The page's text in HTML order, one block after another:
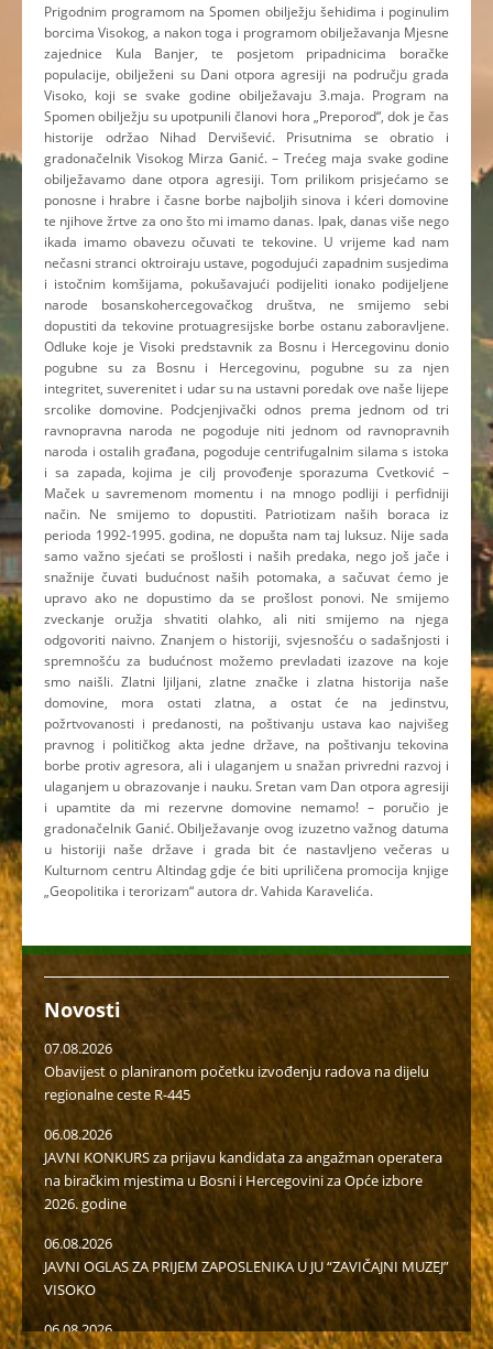
Prigodnim programom na Spomen obilježju šehidima i poginulim
borcima Visokog, a nakon toga i programom obilježavanja Mjesne
zajednice Kula Banjer, te posjetom pripadnicima boračke
populacije, obilježeni su Dani otpora agresiji na području grada
Visoko, koji se svake godine obilježavaju 3.maja. Program na
Spomen obilježju su upotpunili članovi hora „Preporod“, dok je čas
historije održao Nihad Dervišević. Prisutnima se obratio i
gradonačelnik Visokog Mirza Ganić. – Trećeg maja svake godine
obilježavamo dane otpora agresiji. Tom prilikom prisjećamo se
ponosne i hrabre i časne borbe najboljih sinova i kćeri domovine
te njihove žrtve za ono što mi imamo danas. Ipak, danas više nego
ikada imamo obavezu očuvati te tekovine. U vrijeme kad nam
nečasni stranci oktroiraju ustave, pogodujući zapadnim susjedima
i istočnim komšijama, pokušavajući podijeliti ionako podijeljene
narode bosanskohercegovačkog društva, ne smijemo sebi
dopustiti da tekovine protuagresijske borbe ostanu zaboravljene.
Odluke koje je Visoki predstavnik za Bosnu i Hercegovinu donio
pogubne su za Bosnu i Hercegovinu, pogubne su za njen
integritet, suverenitet i udar su na ustavni poredak ove naše lijepe
srcolike domovine. Podcjenjivački odnos prema jednom od tri
ravnopravna naroda ne pogoduje niti jednom od ravnopravnih
naroda i ostalih građana, pogoduje centrifugalnim silama s istoka
i sa zapada, kojima je cilj provođenje sporazuma Cvetković –
Maček u savremenom momentu i na mnogo podliji i perfidniji
način. Ne smijemo to dopustiti. Patriotizam naših boraca iz
perioda 1992-1995. godina, ne dopušta nam taj luksuz. Nije sada
samo važno sjećati se prošlosti i naših predaka, nego još jače i
snažnije čuvati budućnost naših potomaka, a sačuvat ćemo je
upravo ako ne dopustimo da se prošlost ponovi. Ne smijemo
zveckanje oružja shvatiti olahko, ali niti smijemo na njega
odgovoriti naivno. Znanjem o historiji, svjesnošću o sadašnjosti i
spremnošću za budućnost možemo prevladati izazove na koje
smo naišli. Zlatni ljiljani, zlatne značke i zlatna historija naše
domovine, mora ostati zlatna, a ostat će na jedinstvu,
požrtvovanosti i predanosti, na poštivanju ustava kao najvišeg
pravnog i političkog akta jedne države, na poštivanju tekovina
borbe protiv agresora, ali i ulaganjem u snažan privredni razvoj i
ulaganjem u obrazovanje i nauku. Sretan vam Dan otpora agresiji
i upamtite da mi rezervne domovine nemamo! – poručio je
gradonačelnik Ganić. Obilježavanje ovog izuzetno važnog datuma
u historiji naše države i grada bit će nastavljeno večeras u
Kulturnom centru Altindag gdje će biti upriličena promocija knjige
„Geopolitika i terorizam“ autora dr. Vahida Karavelića.
Novosti
07.08.2026
Obavijest o planiranom početku izvođenju radova na dijelu
regionalne ceste R-445
06.08.2026
JAVNI KONKURS za prijavu kandidata za angažman operatera
na biračkim mjestima u Bosni i Hercegovini za Opće izbore
2026. godine
06.08.2026
JAVNI OGLAS ZA PRIJEM ZAPOSLENIKA U JU “ZAVIČAJNI MUZEJ”
VISOKO
06.08.2026